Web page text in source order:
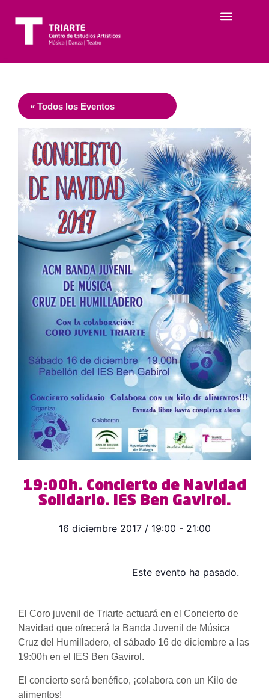
« Todos los Eventos
19:00h. Concierto de Navidad
Solidario. IES Ben Gavirol.
16 diciembre 2017 / 19:00 - 21:00
Este evento ha pasado.
El Coro juvenil de Triarte actuará en el Concierto de
Navidad que ofrecerá la Banda Juvenil de Música
Cruz del Humilladero, el sábado 16 de diciembre a las
19:00h en el IES Ben Gavirol.
El concierto será benéfico, ¡colabora con un Kilo de
alimentos!